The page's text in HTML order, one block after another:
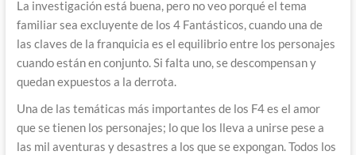
La investigación está buena, pero no veo porqué el tema
familiar sea excluyente de los 4 Fantásticos, cuando una de
las claves de la franquicia es el equilibrio entre los personajes
cuando están en conjunto. Si falta uno, se descompensan y
quedan expuestos a la derrota.
Una de las temáticas más importantes de los F4 es el amor
que se tienen los personajes; lo que los lleva a unirse pese a
las mil aventuras y desastres a los que se expongan. Todos los